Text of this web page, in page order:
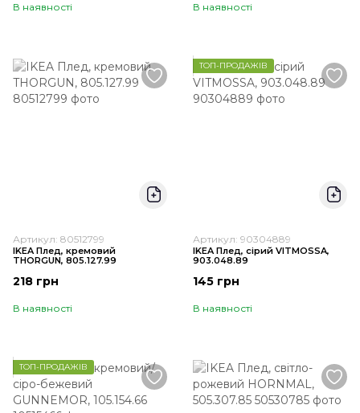
В наявності В наявності
Артикул: 80512799
IKEA Плед, кремовий
THORGUN, 805.127.99
218 грн
В наявності
ТОП-ПРОДАЖІВ
Артикул: 90304889
IKEA Плед, сірий VITMOSSA,
903.048.89
145 грн
В наявності
ТОП-ПРОДАЖІВ